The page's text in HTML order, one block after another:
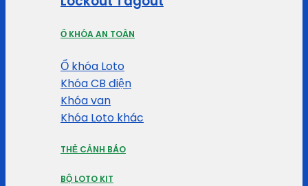
Ổ KHÓA AN TOÀN
Ổ khóa Loto
Khóa CB điện
Khóa van
Khóa Loto khác
THẺ CẢNH BÁO
BỘ LOTO KIT